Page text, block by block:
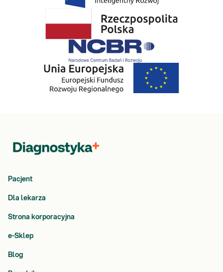
Pacjent
Dla lekarza
Strona korporacyjna
e-Sklep
Blog